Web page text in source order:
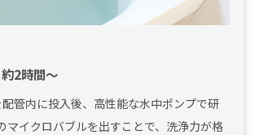
2時間～
管内に投入後、高性能な水中ポンプで研
マイクロバブルを出すことで、洗浄力が格